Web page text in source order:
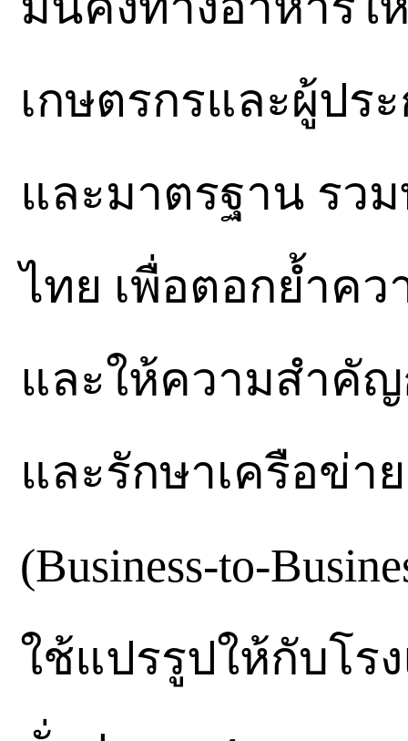
เกษตรกรและผู้ปร
และมาตรฐาน รว
ไทย เพื่อตอกย้ำค
และให้ความสำคั
และรักษาเครือข่า
(Business-to-
ใช้แปรรูปให้กับโร